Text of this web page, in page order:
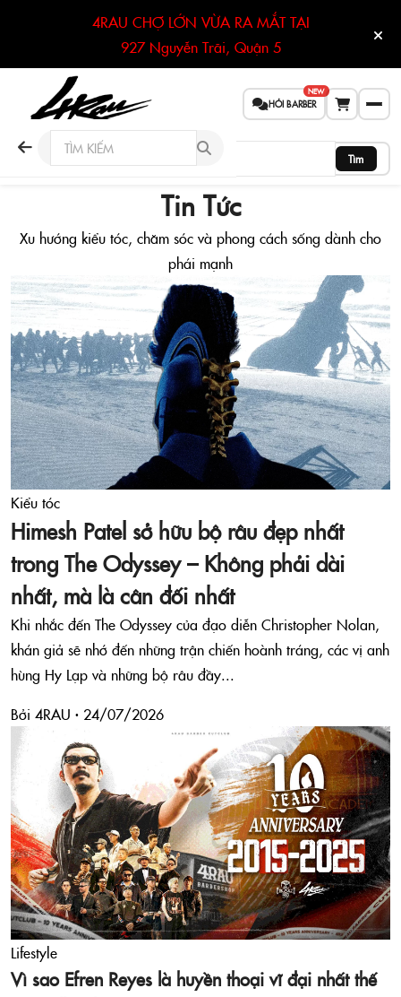
4RAU CHỢ LỚN VỪA RA MẮT TẠI
927 Nguyễn Trãi, Quận 5
HỎI BARBER
NEW
Tìm
Tin Tức
Xu hướng kiểu tóc, chăm sóc và phong cách sống dành cho
phái mạnh
Kiểu tóc
Himesh Patel sở hữu bộ râu đẹp nhất
trong The Odyssey – Không phải dài
nhất, mà là cân đối nhất
Khi nhắc đến The Odyssey của đạo diễn Christopher Nolan,
khán giả sẽ nhớ đến những trận chiến hoành tráng, các vị anh
hùng Hy Lạp và những bộ râu đầy...
Bởi 4RAU · 24/07/2026
Lifestyle
Vì sao Efren Reyes là huyền thoại vĩ đại nhất thế